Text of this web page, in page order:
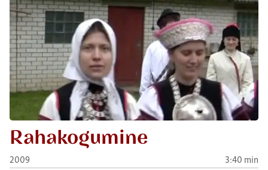
Rahakogumine
2009 3:40 min